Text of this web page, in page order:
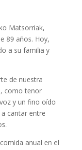
Matsorriak,
89 años. Hoy,
a su familia y
de nuestra
como tenor
y un fino oído
cantar entre
anual en el